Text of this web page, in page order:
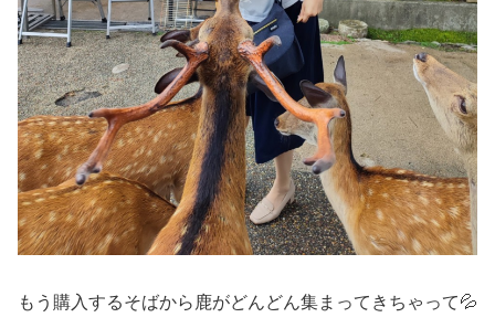
もう購入するそばから鹿がどんどん集まってきちゃって💦